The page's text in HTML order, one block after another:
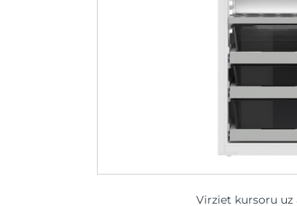
Virziet kursoru